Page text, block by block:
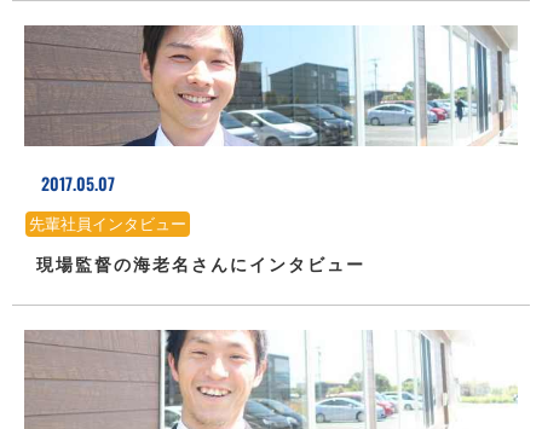
2017.05.07
先輩社員インタビュー
現場監督の海老名さんにインタビュー